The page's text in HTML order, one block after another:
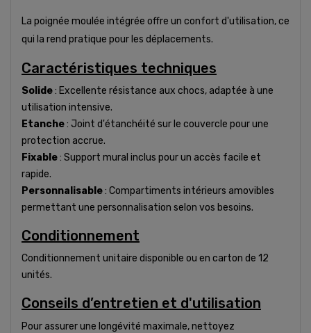
La poignée moulée intégrée offre un confort d'utilisation, ce
qui la rend pratique pour les déplacements.
Caractéristiques techniques
Solide: Excellente résistance aux chocs, adaptée à une
utilisation intensive.
Etanche: Joint d'étanchéité sur le couvercle pour une
protection accrue.
Fixable: Support mural inclus pour un accès facile et
rapide.
Personnalisable: Compartiments intérieurs amovibles
permettant une personnalisation selon vos besoins.
Conditionnement
Conditionnement unitaire disponible ou en carton de 12
unités.
Conseils d’entretien et d'utilisation
Pour assurer une longévité maximale, nettoyez